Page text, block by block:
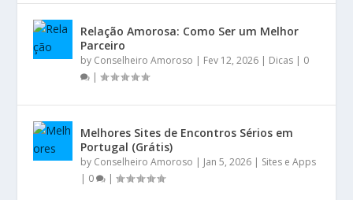
Relação Amorosa: Como Ser um Melhor
Parceiro
by Conselheiro Amoroso | Fev 12, 2026 | Dicas | 0
|
Melhores Sites de Encontros Sérios em
Portugal (Grátis)
by Conselheiro Amoroso | Jan 5, 2026 | Sites e Apps
| 0 |